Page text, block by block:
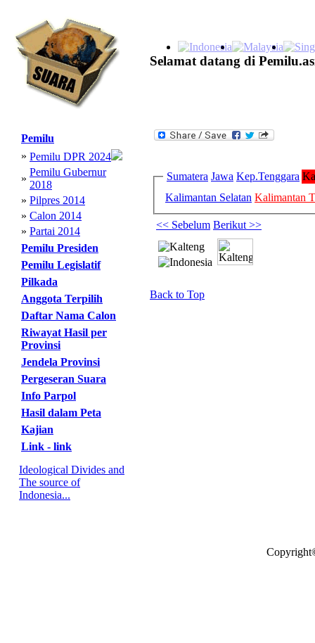
Selamat datang di
Pemilu
» Pemilu DPR 2024
»
Pemilu Gubernur
2018
» Pilpres 2014
» Calon 2014
» Partai 2014
Pemilu Presiden
Pemilu Legislatif
Pilkada
Anggota Terpilih
Daftar Nama Calon
Riwayat Hasil per
Provinsi
Jendela Provinsi
Pergeseran Suara
Info Parpol
Hasil dalam Peta
Kajian
Link - link
Ideological Divides and
The source of
Indonesia...
Sumatera Jawa Kep.Tenggara
Kalimantan Selatan Kalimantan
<< Sebelum Berikut >>
Back to Top